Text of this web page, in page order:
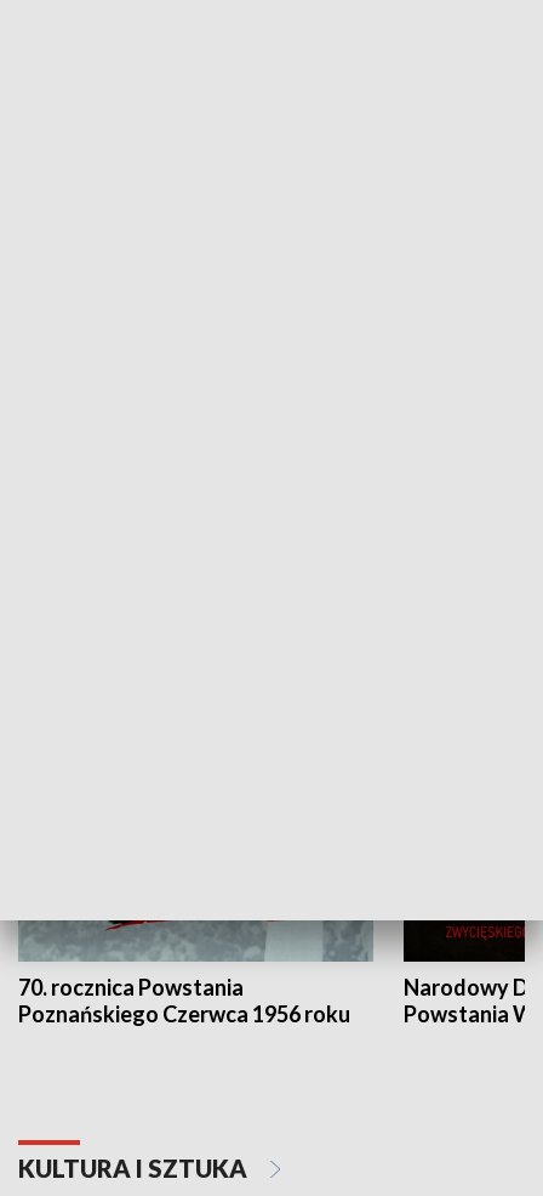
70. rocznica Powstania
Poznańskiego Czerwca 1956 roku
Narodowy
Powstania
KULTURA I SZTUKA